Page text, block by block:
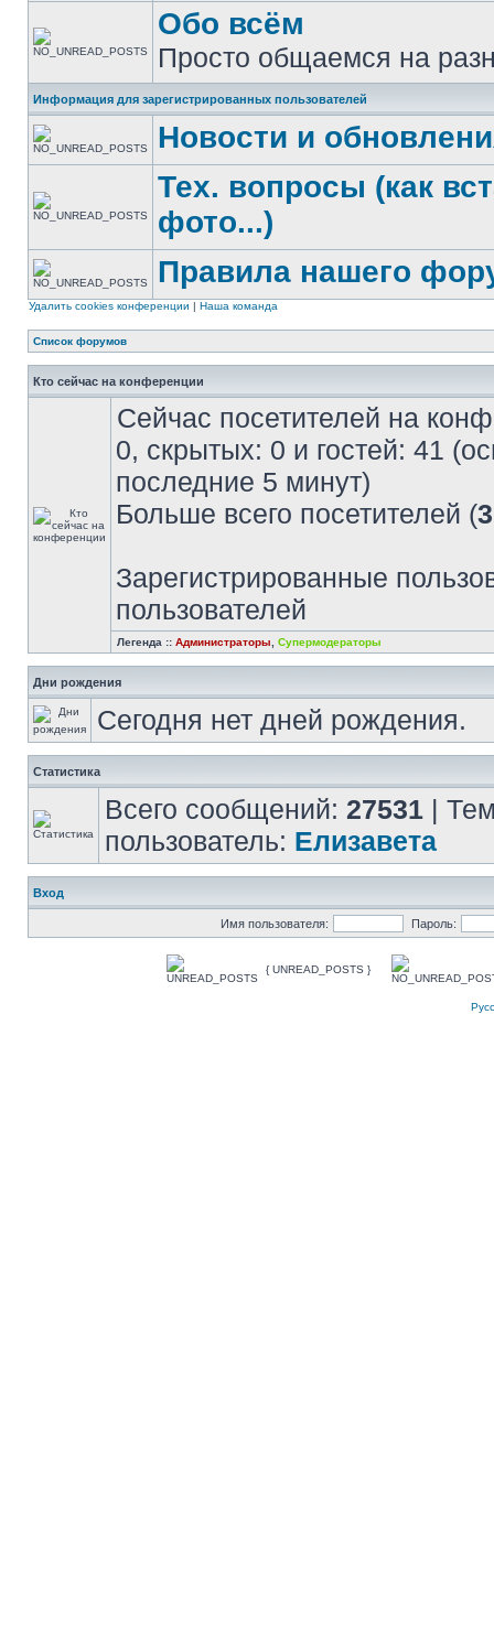
Обо всём
Просто общаемся на
Информация для зарегистрированных пользователей
Новости и
Тех. вопросы (как
фото...)
Правила нашего
Удалить cookies конференции | Наша команда
Список форумов
Кто сейчас на конференции
Сейчас посетителей на
0, скрытых: 0 и гостей: 41
последние 5 минут)
Больше всего посетителей (
Зарегистрированные
пользователей
Легенда :: Администраторы Супермодераторы
Дни рождения
Сегодня нет дней рождения.
Статистика
Всего сообщений: 27531 |
пользователь: Елизавета
Вход
Имя пользователя: Пароль:
{ UNREAD_POSTS }